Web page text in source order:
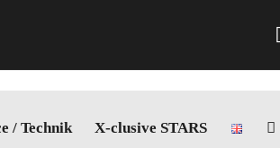
/ Technik X-clusive STARS